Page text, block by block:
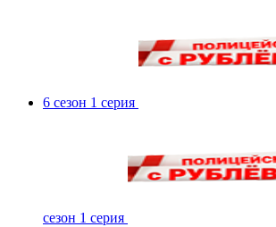
6 сезон 1 серия
сезон 1 серия